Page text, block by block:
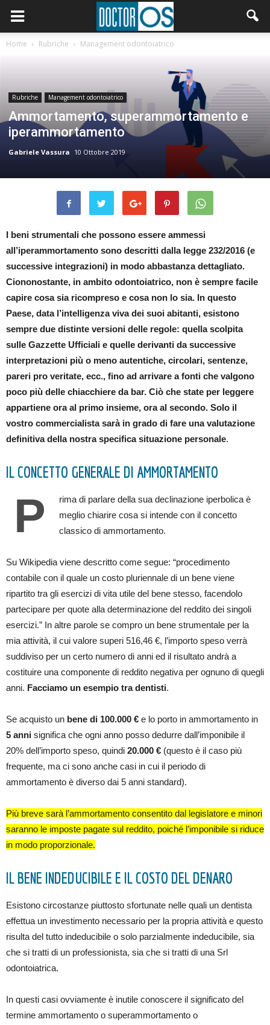
Home Rubriche Management odontoiatrico
Rubriche Management odontoiatrico
Ammortamento, superammortamento e
iperammortamento
Gabriele Vassura 10 Ottobre 2019
I beni strumentali che possono essere ammessi
all’iperammortamento sono descritti dalla legge 232/2016 (e
successive integrazioni) in modo abbastanza dettagliato.
Ciononostante, in ambito odontoiatrico, non è sempre facile
capire cosa sia ricompreso e cosa non lo sia. In questo
Paese, data l’intelligenza viva dei suoi abitanti, esistono
sempre due distinte versioni delle regole: quella scolpita
sulle Gazzette Ufficiali e quelle derivanti da successive
interpretazioni più o meno autentiche, circolari, sentenze,
pareri pro veritate, ecc., fino ad arrivare a fonti che valgono
poco più delle chiacchiere da bar. Ciò che state per leggere
appartiene ora al primo insieme, ora al secondo. Solo il
vostro commercialista sarà in grado di fare una valutazione
definitiva della nostra specifica situazione personale.
IL CONCETTO GENERALE DI AMMORTAMENTO
P
rima di parlare della sua declinazione iperbolica è
meglio chiarire cosa si intende con il concetto
classico di ammortamento.
Su Wikipedia viene descritto come segue: “procedimento
contabile con il quale un costo pluriennale di un bene viene
ripartito tra gli esercizi di vita utile del bene stesso, facendolo
partecipare per quote alla determinazione del reddito dei singoli
esercizi.” In altre parole se compro un bene strumentale per la
mia attività, il cui valore superi 516,46 €, l’importo speso verrà
suddiviso per un certo numero di anni ed il risultato andrà a
costituire una componente di reddito negativa per ognuno di quegli
anni. Facciamo un esempio tra dentisti.
Se acquisto un bene di 100.000 € e lo porto in ammortamento in
5 anni significa che ogni anno posso dedurre dall’imponibile il
20% dell’importo speso, quindi 20.000 € (questo è il caso più
frequente, ma ci sono anche casi in cui il periodo di
ammortamento è diverso dai 5 anni standard).
Più breve sarà l’ammortamento consentito dal legislatore e minori
saranno le imposte pagate sul reddito, poiché l’imponibile si riduce
in modo proporzionale.
IL BENE INDEDUCIBILE E IL COSTO DEL DENARO
Esistono circostanze piuttosto sfortunate nelle quali un dentista
effettua un investimento necessario per la propria attività e questo
risulta del tutto indeducibile o solo parzialmente indeducibile, sia
che si tratti di un professionista, sia che si tratti di una Srl
odontoiatrica.
In questi casi ovviamente è inutile conoscere il significato del
termine ammortamento o superammortamento o